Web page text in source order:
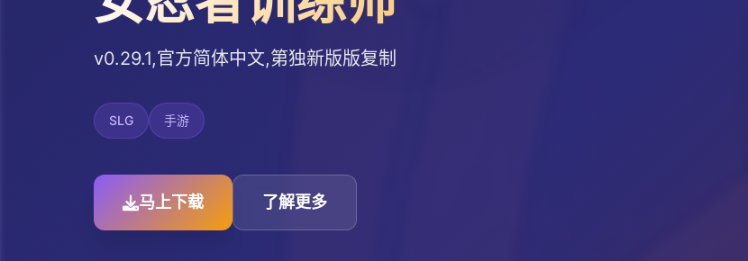
v0.29.1,官方简体中文,第独新版版复制
SLG 手游
马上下载 了解更多